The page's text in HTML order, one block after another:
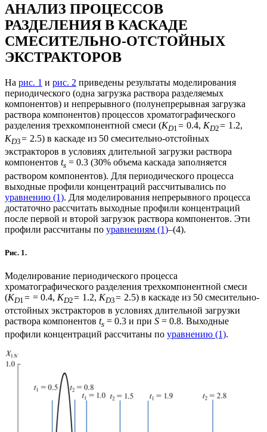
АНАЛИЗ ПРОЦЕССОВ
РАЗДЕЛЕНИЯ В КАСКАДЕ
СМЕСИТЕЛЬНО-ОТСТОЙНЫХ
ЭКСТРАКТОРОВ
На рис. 1 и рис. 2 приведены результаты моделирования
периодического (одна загрузка раствора разделяемых
компонентов) и непрерывного (полунепрерывная загрузка
раствора компонентов) процессов хроматографического
разделения трехкомпонентной смеси (KD1= 0.4, KD2= 1.2,
KD3= 2.5) в каскаде из 50 смесительно-отстойных
экстракторов в условиях длительной загрузки раствора
компонентов ts = 0.3 (30% объема каскада заполняется
раствором компонентов). Для периодического процесса
выходные профили концентраций рассчитывались по
уравнению (1). Для моделирования непрерывного процесса
достаточно рассчитать выходные профили концентраций
после первой и второй загрузок раствора компонентов. Эти
профили рассчитаны по уравнениям (1)–(4).
Рис. 1.
Моделирование периодического процесса
хроматографического разделения трехкомпонентной смеси
(KD1= = 0.4, KD2= 1.2, KD3= 2.5) в каскаде из 50 смесительно-
отстойных экстракторов в условиях длительной загрузки
раствора компонентов ts = 0.3 и при S = 0.8. Выходные
профили концентраций рассчитаны по уравнению (1).